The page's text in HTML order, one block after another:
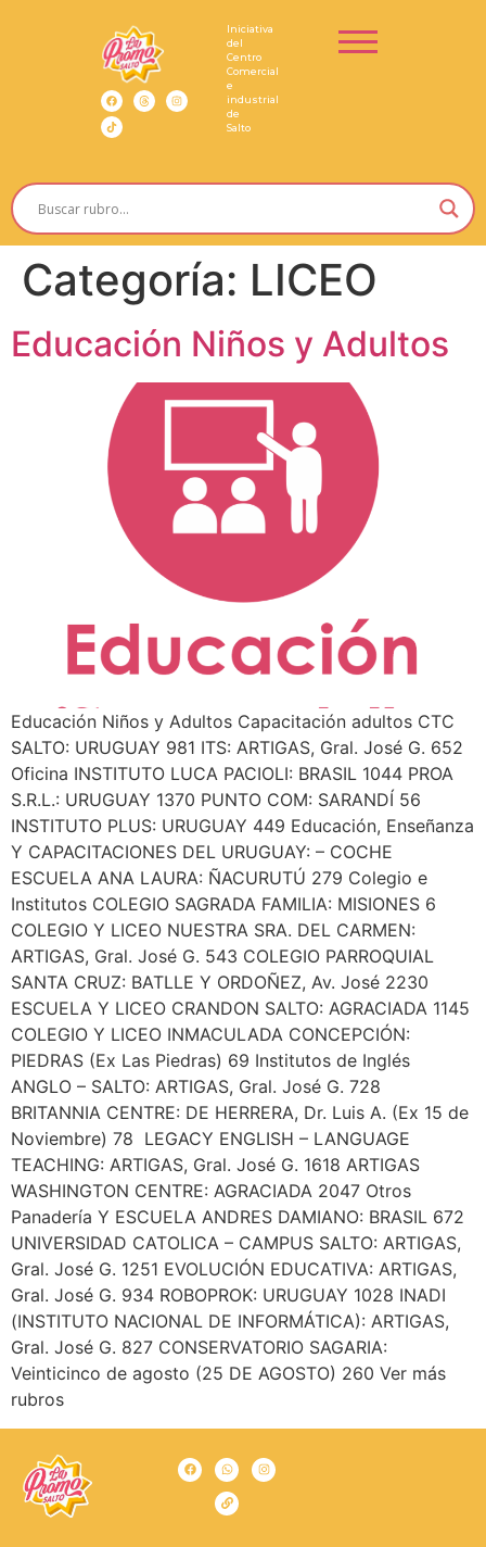
Iniciativa
del
Centro
Comercial
e
industrial
de
Salto
Categoría: LICEO
Educación Niños y Adultos
Educación Niños y Adultos Capacitación adultos CTC
SALTO: URUGUAY 981 ITS: ARTIGAS, Gral. José G. 652
Oficina INSTITUTO LUCA PACIOLI: BRASIL 1044 PROA
S.R.L.: URUGUAY 1370 PUNTO COM: SARANDÍ 56
INSTITUTO PLUS: URUGUAY 449 Educación, Enseñanza
Y CAPACITACIONES DEL URUGUAY: – COCHE
ESCUELA ANA LAURA: ÑACURUTÚ 279 Colegio e
Institutos COLEGIO SAGRADA FAMILIA: MISIONES 6
COLEGIO Y LICEO NUESTRA SRA. DEL CARMEN:
ARTIGAS, Gral. José G. 543 COLEGIO PARROQUIAL
SANTA CRUZ: BATLLE Y ORDOÑEZ, Av. José 2230
ESCUELA Y LICEO CRANDON SALTO: AGRACIADA 1145
COLEGIO Y LICEO INMACULADA CONCEPCIÓN:
PIEDRAS (Ex Las Piedras) 69 Institutos de Inglés
ANGLO – SALTO: ARTIGAS, Gral. José G. 728
BRITANNIA CENTRE: DE HERRERA, Dr. Luis A. (Ex 15 de
Noviembre) 78 LEGACY ENGLISH – LANGUAGE
TEACHING: ARTIGAS, Gral. José G. 1618 ARTIGAS
WASHINGTON CENTRE: AGRACIADA 2047 Otros
Panadería Y ESCUELA ANDRES DAMIANO: BRASIL 672
UNIVERSIDAD CATOLICA – CAMPUS SALTO: ARTIGAS,
Gral. José G. 1251 EVOLUCIÓN EDUCATIVA: ARTIGAS,
Gral. José G. 934 ROBOPROK: URUGUAY 1028 INADI
(INSTITUTO NACIONAL DE INFORMÁTICA): ARTIGAS,
Gral. José G. 827 CONSERVATORIO SAGARIA:
Veinticinco de agosto (25 DE AGOSTO) 260 Ver más
rubros